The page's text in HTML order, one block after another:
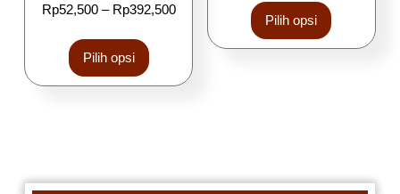
Rp52,500 – Rp392,500
Pilih opsi
Pilih opsi